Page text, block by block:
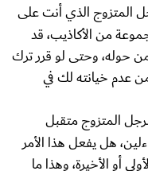
المتزوج الذي أنت على
من الأكاذيب، قد
من حوله، وحتى لو قرر ترك
عدم خيانته لك في
المتزوج متقبل
هل يفعل هذا الأمر
أو الأخيرة، وهذا ما